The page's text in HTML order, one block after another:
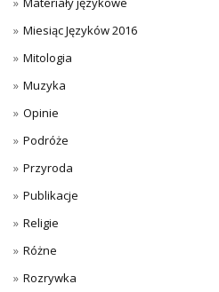
Miesiąc Języków 2016
Mitologia
Muzyka
Opinie
Podróże
Przyroda
Publikacje
Religie
Różne
Rozrywka